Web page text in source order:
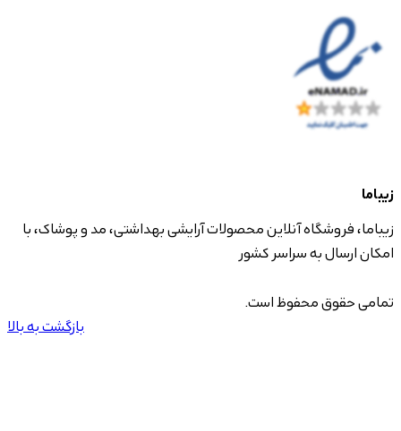
زیباما
زیباما، فروشگاه آنلاین محصولات آرایشی بهداشتی، مد و پوشاک، با
امکان ارسال به سراسر کشور
تمامی حقوق محفوظ است.
بازگشت به بالا